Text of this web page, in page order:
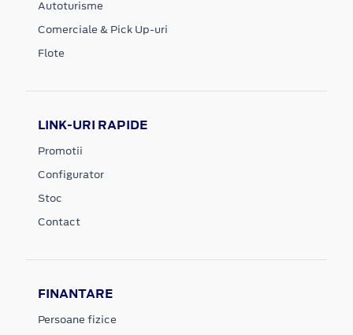
Autoturisme
Comerciale & Pick Up-uri
Flote
LINK-URI RAPIDE
Promotii
Configurator
Stoc
Contact
FINANTARE
Persoane fizice